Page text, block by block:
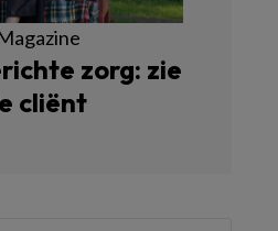
zorg: zie
cliënt